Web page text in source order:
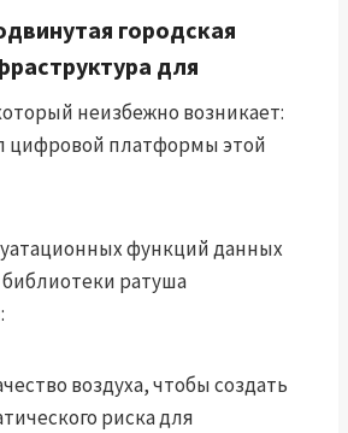
городская
для
неизбежно возникает:
цифровой платформы этой
функций данных
ратуша
воздуха, чтобы создать
риска для